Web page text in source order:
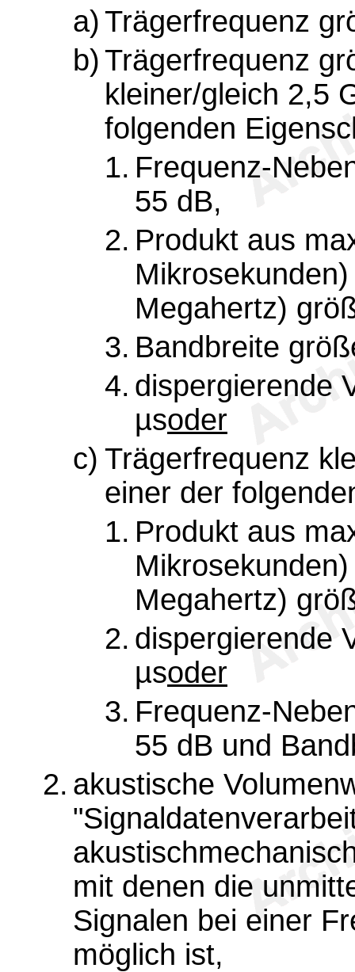
a)Trägerfrequenz
b)Trägerfrequenz
kleiner/gleich 2,5
folgenden
1. Frequenz-
55 dB,
2. Produkt aus
Megahertz)
3. Bandbreite
4. dispergierende
µsoder
c) Trägerfrequenz
einer der
1. Produkt aus
Megahertz)
2. dispergierende
µsoder
3. Frequenz-
55 dB und
2. akustische
mit denen die
Signalen bei einer
möglich ist,